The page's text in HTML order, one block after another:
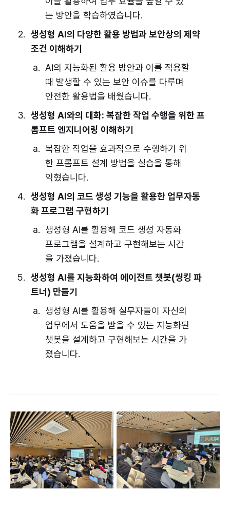
는 방안을 학습하였습니다.
생성형 AI의 다양한 활용 방법과 보안상의 제약
조건 이해하기
AI의 지능화된 활용 방안과 이를 적용할
때 발생할 수 있는 보안 이슈를 다루며
안전한 활용법을 배웠습니다.
생성형 AI와의 대화: 복잡한 작업 수행을 위한 프
롬프트 엔지니어링 이해하기
복잡한 작업을 효과적으로 수행하기 위
한 프롬프트 설계 방법을 실습을 통해
익혔습니다.
생성형 AI의 코드 생성 기능을 활용한 업무자동
화 프로그램 구현하기
생성형 AI를 활용해 코드 생성 자동화
프로그램을 설계하고 구현해보는 시간
을 가졌습니다.
생성형 AI를 지능화하여 에이전트 챗봇(씽킹 파
트너) 만들기
생성형 AI를 활용해 실무자들이 자신의
업무에서 도움을 받을 수 있는 지능화된
챗봇을 설계하고 구현해보는 시간을 가
졌습니다.